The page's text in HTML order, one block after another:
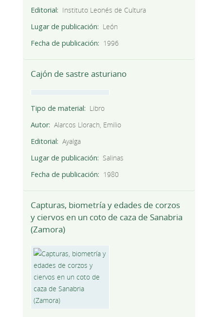
Editorial
Instituto Leonés de Cultura
Lugar de publicación
León
Fecha de publicación
1996
Cajón de sastre asturiano
Tipo de material
Libro
Autor
Alarcos Llorach, Emilio
Editorial
Ayalga
Lugar de publicación
Salinas
Fecha de publicación
1980
Capturas, biometría y edades de corzos
y ciervos en un coto de caza de Sanabria
(Zamora)